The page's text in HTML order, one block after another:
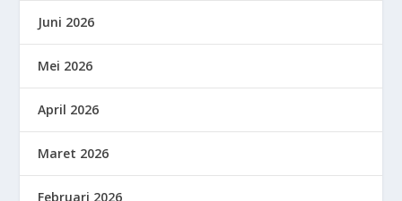
Juni 2026
Mei 2026
April 2026
Maret 2026
Februari 2026